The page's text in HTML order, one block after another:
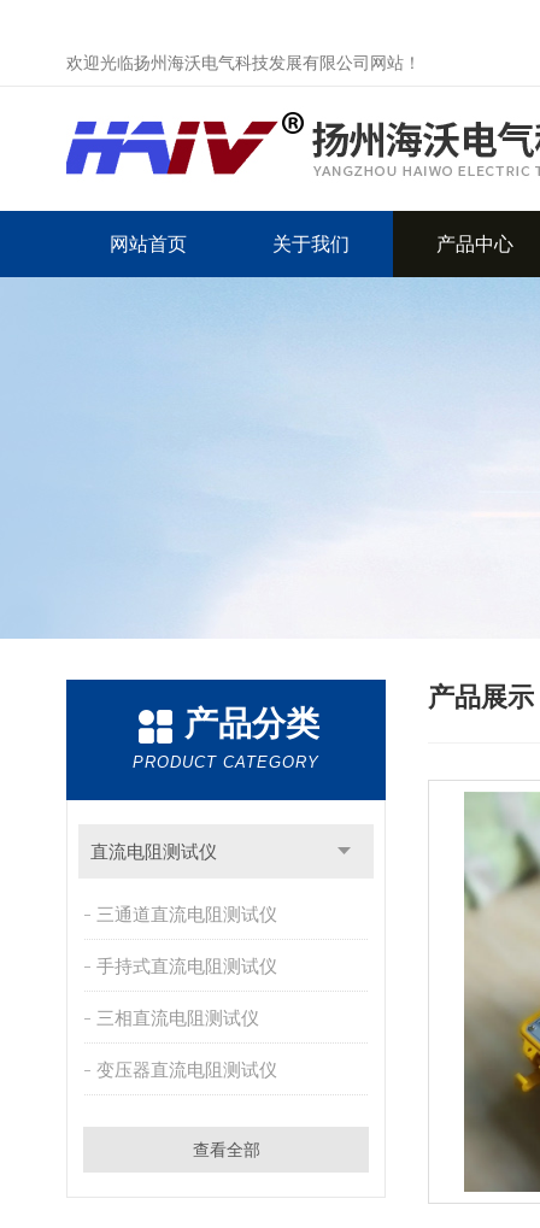
欢迎光临扬州海沃电气科技发展有限公司网站！
网站首页 关于我们 产品中心
产品分类
PRODUCT CATEGORY
直流电阻测试仪
三通道直流电阻测试仪
手持式直流电阻测试仪
三相直流电阻测试仪
变压器直流电阻测试仪
查看全部
产品展示